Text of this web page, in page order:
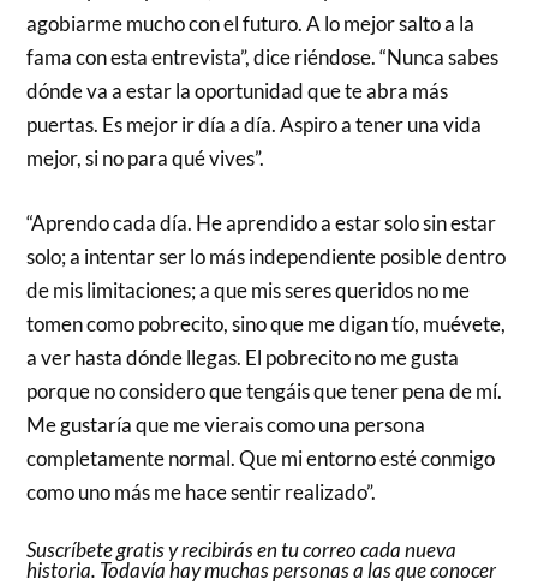
agobiarme mucho con el futuro. A lo mejor salto a la
fama con esta entrevista”, dice riéndose. “Nunca sabes
dónde va a estar la oportunidad que te abra más
puertas. Es mejor ir día a día. Aspiro a tener una vida
mejor, si no para qué vives”.
“Aprendo cada día. He aprendido a estar solo sin estar
solo; a intentar ser lo más independiente posible dentro
de mis limitaciones; a que mis seres queridos no me
tomen como pobrecito, sino que me digan tío, muévete,
a ver hasta dónde llegas. El pobrecito no me gusta
porque no considero que tengáis que tener pena de mí.
Me gustaría que me vierais como una persona
completamente normal. Que mi entorno esté conmigo
como uno más me hace sentir realizado”.
Suscríbete gratis y recibirás en tu correo cada nueva
historia. Todavía hay muchas personas a las que conocer